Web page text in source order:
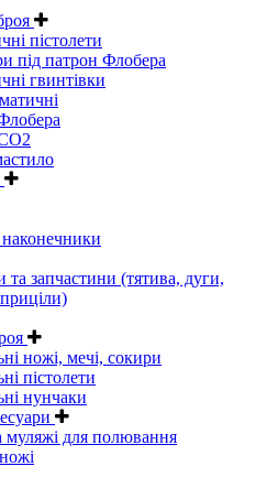
пістолети
під патрон Флобера
гвинтівки
та запчастини (тятива, дуги,
ножі, мечі, сокири
пістолети
нунчаки
муляжі для полювання